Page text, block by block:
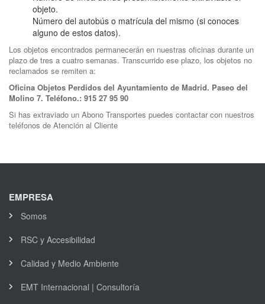
objeto.
Número del autobús o matrícula del mismo (si conoces
alguno de estos datos).
Los objetos encontrados permanecerán en nuestras oficinas durante un
plazo de tres a cuatro semanas. Transcurrido ese plazo, los objetos no
reclamados se remiten a:
Oficina Objetos Perdidos del Ayuntamiento de Madrid. Paseo del
Molino 7. Teléfono.: 915 27 95 90
Si has extraviado un Abono Transportes puedes contactar con nuestros
teléfonos de Atención al Cliente
EMPRESA
Somos
RSC y Accesibilidad
Calidad y Medio Ambiente
EMT Internacional | Consultoría